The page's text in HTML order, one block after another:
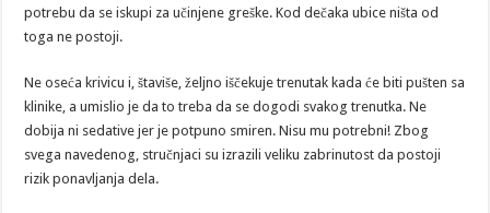
potrebu da se iskupi za učinjene greške. Kod dečaka ubice ništa od
toga ne postoji.
Ne oseća krivicu i, štaviše, željno iščekuje trenutak kada će biti pušten sa
klinike, a umislio je da to treba da se dogodi svakog trenutka. Ne
dobija ni sedative jer je potpuno smiren. Nisu mu potrebni! Zbog
svega navedenog, stručnjaci su izrazili veliku zabrinutost da postoji
rizik ponavljanja dela.